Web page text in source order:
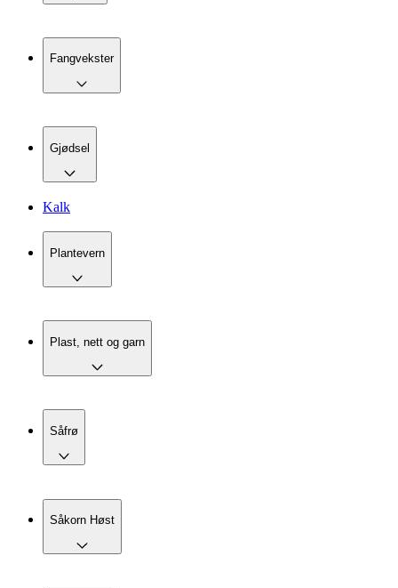
Fangvekster
Gjødsel
Kalk
Plantevern
Plast, nett og garn
Såfrø
Såkorn Høst